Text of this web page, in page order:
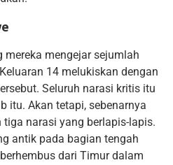
mengejar sejumlah
14 melukiskan dengan
Seluruh narasi kritis itu
itu. Akan tetapi, sebenarnya
narasi yang berlapis-lapis.
antik pada bagian tengah
dari Timur dalam